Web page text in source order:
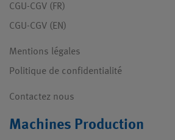
CGU-CGV (FR)
CGU-CGV (EN)
Mentions légales
Politique de confidentialité
Contactez nous
Machines Production